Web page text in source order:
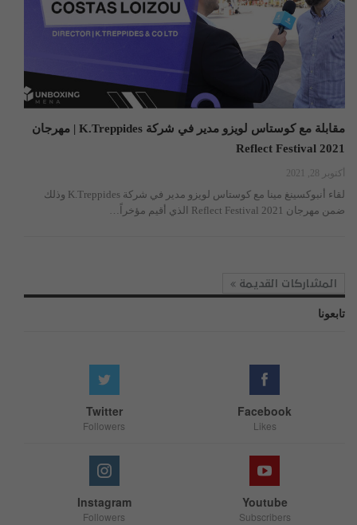
مقابلة مع كوستاس لويزو مدير في شركة K.Treppides | مهرجان
Reflect Festival 2021
أكتوبر 28, 2021
لقاء أنبوكسينغ مينا مع كوستاس لويزو مدير في شركة K.Treppides وذلك
ضمن مهرجان Reflect Festival 2021 الذي أقيم مؤخراً…
المشاركات القديمة
تابعونا
Facebook
Likes
Twitter
Followers
Youtube
Subscribers
Instagram
Followers